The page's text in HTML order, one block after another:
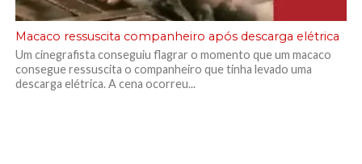
Macaco ressuscita companheiro após descarga elétrica
Um cinegrafista conseguiu flagrar o momento que um macaco
consegue ressuscita o companheiro que tinha levado uma
descarga elétrica. A cena ocorreu...